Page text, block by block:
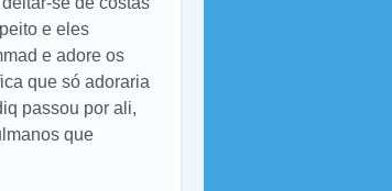
e eles
e adore os
que só adoraria
passou por ali,
que